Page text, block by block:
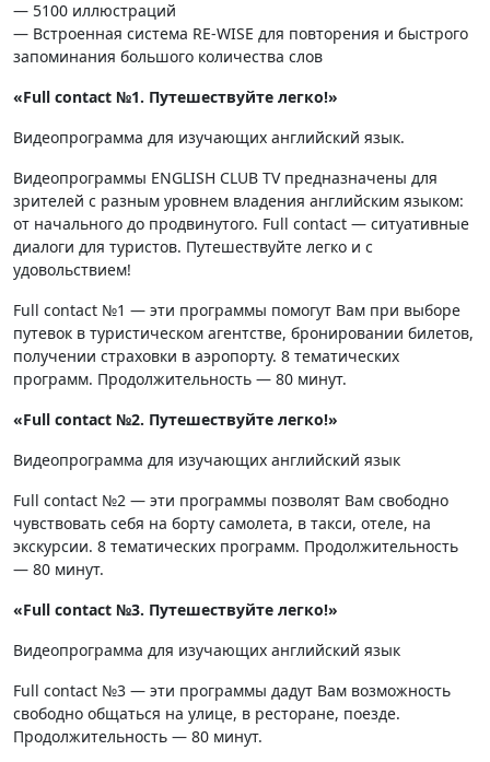
— 5100 иллюстраций
— Встроенная система RE-WISE для повторения и быстрого
запоминания большого количества слов
«Full contact №1. Путешествуйте легко!»
Видеопрограмма для изучающих английский язык.
Видеопрограммы ENGLISH CLUB TV предназначены для
зрителей с разным уровнем владения английским языком:
от начального до продвинутого. Full contact — ситуативные
диалоги для туристов. Путешествуйте легко и с
удовольствием!
Full contact №1 — эти программы помогут Вам при выборе
путевок в туристическом агентстве, бронировании билетов,
получении страховки в аэропорту. 8 тематических
программ. Продолжительность — 80 минут.
«Full contact №2. Путешествуйте легко!»
Видеопрограмма для изучающих английский язык
Full contact №2 — эти программы позволят Вам свободно
чувствовать себя на борту самолета, в такси, отеле, на
экскурсии. 8 тематических программ. Продолжительность
— 80 минут.
«Full contact №3. Путешествуйте легко!»
Видеопрограмма для изучающих английский язык
Full contact №3 — эти программы дадут Вам возможность
свободно общаться на улице, в ресторане, поезде.
Продолжительность — 80 минут.